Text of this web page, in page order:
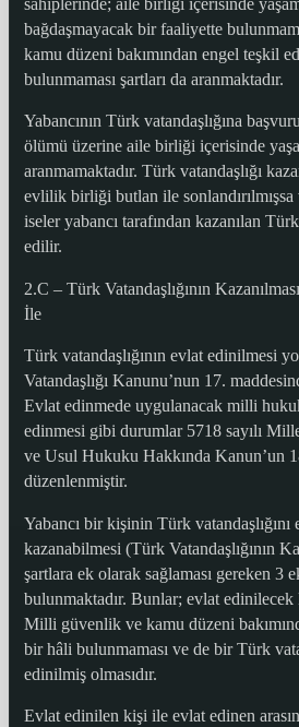
bağdaşmayacak bir faaliyette
kamu düzeni bakımından engel teşkil
bulunmaması şartları da aranmaktadır.
Yabancının Türk vatandaşlığına
ölümü üzerine aile birliği içerisinde
aranmamaktadır. Türk vatandaşlığı
evlilik birliği butlan ile
iseler yabancı tarafından kazanılan
edilir.
2.C – Türk Vatandaşlığının
İle
Türk vatandaşlığının evlat edinilmesi
Vatandaşlığı Kanunu’nun 17.
Evlat edinmede uygulanacak milli
edinmesi gibi durumlar 5718 sayılı
ve Usul Hukuku Hakkında Kanun’un
düzenlenmiştir.
Yabancı bir kişinin Türk
kazanabilmesi (Türk Vatandaşlığının
şartlara ek olarak sağlaması gereken 3
bulunmaktadır. Bunlar; evlat edinilecek
Milli güvenlik ve kamu düzeni
bir hâli bulunmaması ve de bir Türk
edinilmiş olmasıdır.
Evlat edinilen kişi ile evlat edinen